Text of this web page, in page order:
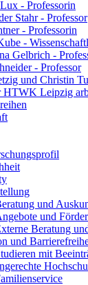
- Professorin
Stahr - Professor
- Professorin
-
Gelbrich -
- Professor
und Christin
HTWK Leipzig
und
und
Beratung
und
mit